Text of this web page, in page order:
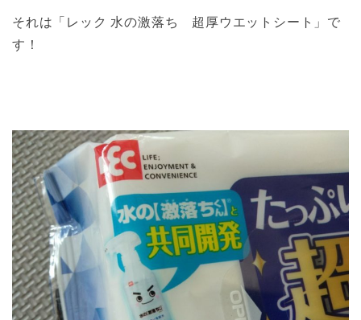
それは「レック 水の激落ち 超厚ウエットシート」で
す！